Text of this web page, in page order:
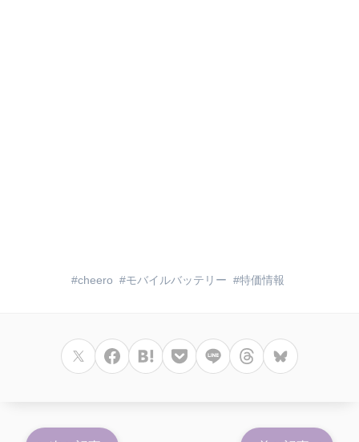
cheero モバイルバッテリー 特価情報